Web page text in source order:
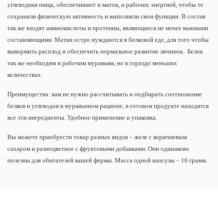
углеводная пища, обеспечивают и маток, и рабочих энергией, чтобы те
сохраняли физическую активность и выполняли свои функции. В состав
так же входят аминокислоты и протеины, являющиеся не менее важными
составляющими. Матки остро нуждаются в белковой еде, для того чтобы
выкормить расплод и обеспечить нормальное развитие личинок. Белок
так же необходим и рабочим муравьям, но в гораздо меньших
количествах.
Преимущества: вам не нужно рассчитывать и подбирать соотношение
белков и углеводов в муравьином рационе, в готовом продукте находятся
все эти ингредиенты. Удобное применение и упаковка.
Вы можете приобрести товар разных видов – желе с коричневым
сахаром и разноцветное с фруктовыми добавками. Они одинаково
полезны для обитателей вашей фермы. Масса одной капсулы – 16 грамм.